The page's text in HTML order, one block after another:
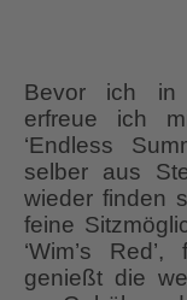
Bevor ich in
erfreue ich
‘Endless
selber aus
wieder finden
feine
‘Wim’s
genießt die